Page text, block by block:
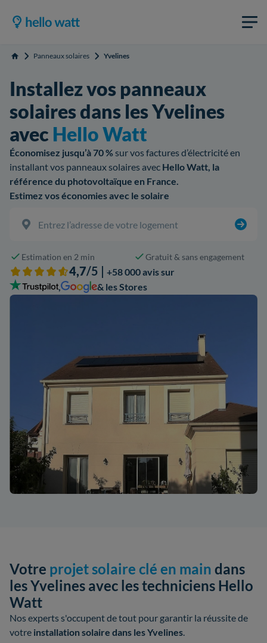
Accueil Panneaux solaires Yvelines
Installez vos panneaux
solaires dans les Yvelines
avec Hello Watt
Économisez jusqu’à 70 %sur vos factures d’électricité en
installant vos panneaux solaires avec Hello Watt, la
référence du photovoltaïque en France.
Estimez vos économies avec le solaire
Estimation en 2 min Gratuit & sans engagement
4,7/5 | +58 000 avis sur
,
& les Stores
Votre projet solaire clé en main dans
les Yvelines avec les techniciens Hello
Watt
Nos experts s'occupent de tout pour garantir la réussite de
votre installation solaire dans les Yvelines